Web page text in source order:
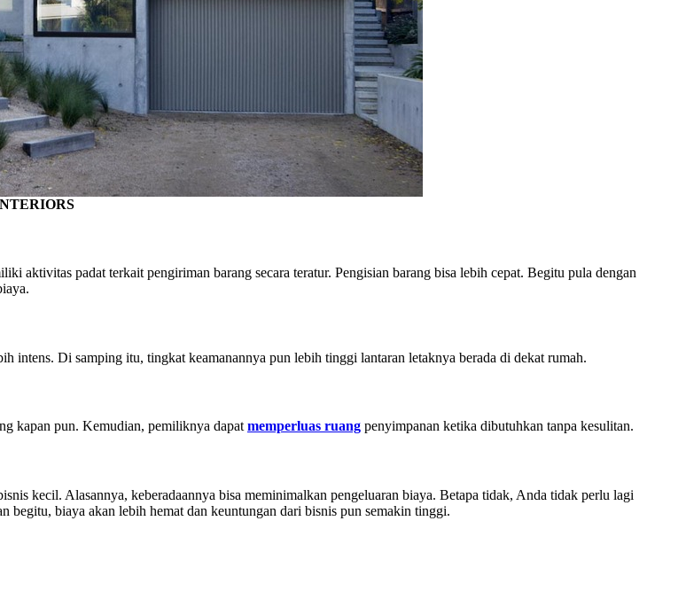
aktivitas padat terkait pengiriman barang secara teratur. Pengisian barang bisa lebih cepat. Begitu pula dengan
intens. Di samping itu, tingkat keamanannya pun lebih tinggi lantaran letaknya berada di dekat rumah.
kapan pun. Kemudian, pemiliknya dapat memperluas ruang penyimpanan ketika dibutuhkan tanpa kesulitan.
kecil. Alasannya, keberadaannya bisa meminimalkan pengeluaran biaya. Betapa tidak, Anda tidak perlu lagi
begitu, biaya akan lebih hemat dan keuntungan dari bisnis pun semakin tinggi.